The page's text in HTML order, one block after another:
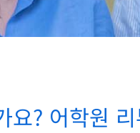
요? 어학원